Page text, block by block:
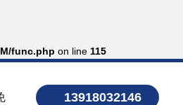
func.php on line 115
13918032146